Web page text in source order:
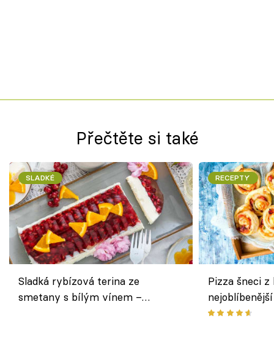
Přečtěte si také
SLADKÉ
Sladká rybízová terina ze
smetany s bílým vínem –
RECEPTY
Pizza šneci